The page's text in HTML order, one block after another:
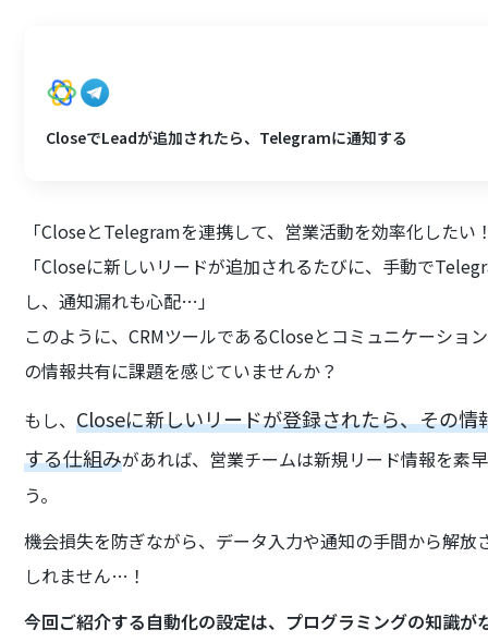
CloseでLeadが追加されたら、Telegramに通知する
「CloseとTelegramを連携して、営業活動を効率化したい
「Closeに新しいリードが追加されるたびに、手動で
し、通知漏れも心配…」
このように、CRMツールであるCloseとコミュニケーシ
の情報共有に課題を感じていませんか？
もし、Closeに新しいリードが登録されたら、その
する仕組みがあれば、営業チームは新規リード情報を素
う。
機会損失を防ぎながら、データ入力や通知の手間から解
しれません…！
今回ご紹介する自動化の設定は、プログラミングの知識が